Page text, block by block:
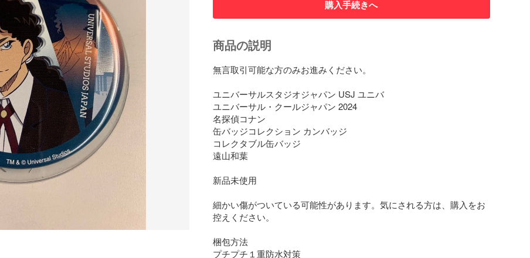
購入手続きへ
商品の説明
無言取引可能な方のみお進みください。
ユニバーサルスタジオジャパン USJ ユニバ
ユニバーサル・クールジャパン 2024
名探偵コナン
缶バッジコレクション カンバッジ
コレクタブル缶バッジ
遠山和葉
新品未使用
細かい傷がついている可能性があります。気にされる方は、購入をお
控えください。
梱包方法
プチプチ１重防水対策